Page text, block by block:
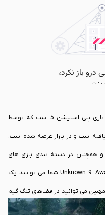
بازی کارکرده Unknown 9: Awakening یک بازی پلی استیشن 5 است که توسط
است و در بازار عرضه شده است.
همچنین در دسته بندی بازی های
مبارزه ای نیز قرار می گیرد. با بازی Unknown 9: Awakening شما می توانید یک
می توانید در فضاهای تنگ گیم
شما می توانید بعد از چند ساعت